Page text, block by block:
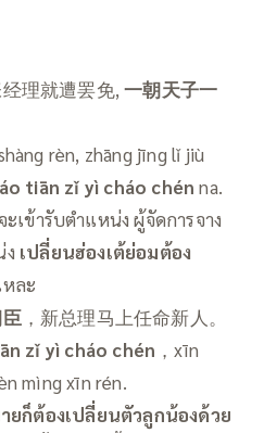
理就遭罢免, 一朝天子一
rèn, zhāng jīng lǐ jiù
tiān zǐ yì cháo chén na.
เข้ารับตำแหน่ง ผู้จัดการจาง
เปลี่ยนฮ่องเต้ย่อมต้อง
ละ
，新总理马上任命新人。
zǐ yì cháo chén ，xīn
mìng xīn rén.
ยก็ต้องเปลี่ยนตัวลูกน้องด้วย